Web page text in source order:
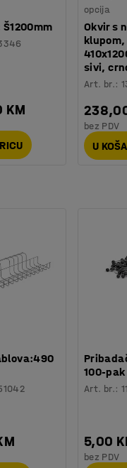
KM
opcija
Okvir s
klupom,
sivi,
Art. br.:
bez PDV
U
100-pak
Art. br.:
5,00
bez PDV